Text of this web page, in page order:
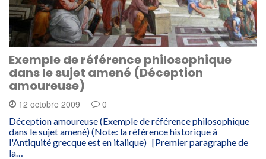
Exemple de référence philosophique
dans le sujet amené (Déception
amoureuse)
12 octobre 2009 0
Déception amoureuse (Exemple de référence philosophique
dans le sujet amené) (Note: la référence historique à
l'Antiquité grecque est en italique) [Premier paragraphe de
la…